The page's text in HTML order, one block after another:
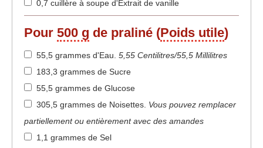
0,7 cuillère à soupe d'Extrait de vanille
Pour 500 g de praliné (Poids utile)
55,5 grammes d'Eau 5,55 Centilitres/55,5 Millilitres
183,3 grammes de Sucre
55,5 grammes de Glucose
305,5 grammes de Noisettes Vous pouvez remplacer
partiellement ou entièrement avec des amandes
1,1 grammes de Sel